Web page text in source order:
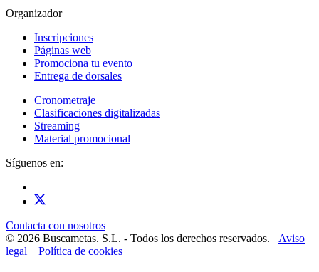
Organizador
Inscripciones
Páginas web
Promociona tu evento
Entrega de dorsales
Cronometraje
Clasificaciones digitalizadas
Streaming
Material promocional
Síguenos en:
Contacta con nosotros
© 2026 Buscametas. S.L. - Todos los derechos reservados. Aviso
legal
Política de cookies